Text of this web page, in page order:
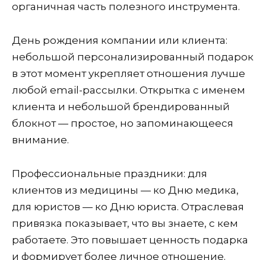
органичная часть полезного инструмента.
День рождения компании или клиента:
небольшой персонализированный подарок
в этот момент укрепляет отношения лучше
любой email-рассылки. Открытка с именем
клиента и небольшой брендированный
блокнот — простое, но запоминающееся
внимание.
Профессиональные праздники: для
клиентов из медицины — ко Дню медика,
для юристов — ко Дню юриста. Отраслевая
привязка показывает, что вы знаете, с кем
работаете. Это повышает ценность подарка
и формирует более личное отношение.